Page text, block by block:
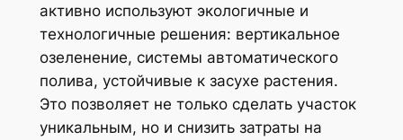
активно используют экологичные и
технологичные решения: вертикальное
озеленение, системы автоматического
полива, устойчивые к засухе растения.
Это позволяет не только сделать участок
уникальным, но и снизить затраты на